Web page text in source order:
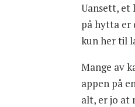
Uansett, et
på hytta er
kun her til
Mange av
appen på
alt, er jo at